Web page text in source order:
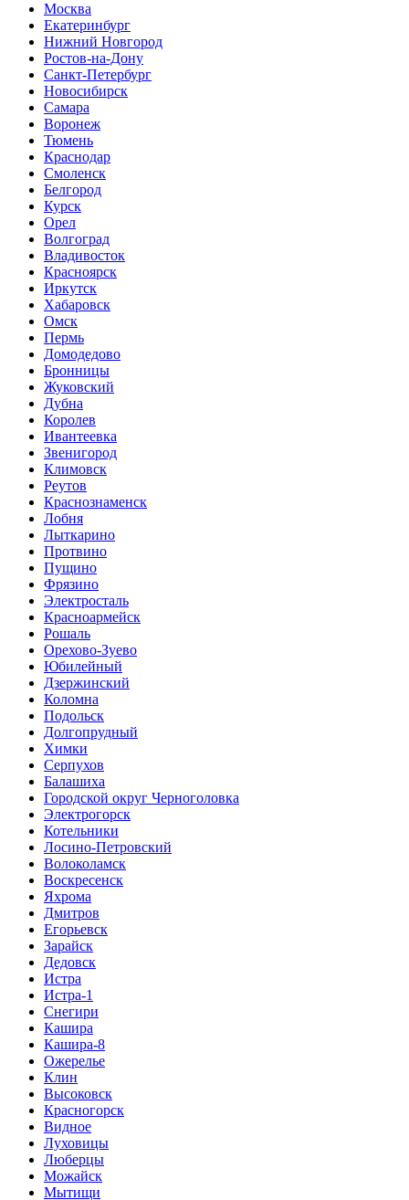
Москва
Екатеринбург
Нижний Новгород
Ростов-на-Дону
Санкт-Петербург
Новосибирск
Самара
Воронеж
Тюмень
Краснодар
Смоленск
Белгород
Курск
Орел
Волгоград
Владивосток
Красноярск
Иркутск
Хабаровск
Омск
Пермь
Домодедово
Бронницы
Жуковский
Дубна
Королев
Ивантеевка
Звенигород
Климовск
Реутов
Краснознаменск
Лобня
Лыткарино
Протвино
Пущино
Фрязино
Электросталь
Красноармейск
Рошаль
Орехово-Зуево
Юбилейный
Дзержинский
Коломна
Подольск
Долгопрудный
Химки
Серпухов
Балашиха
Городской округ Черноголовка
Электрогорск
Котельники
Лосино-Петровский
Волоколамск
Воскресенск
Яхрома
Дмитров
Егорьевск
Зарайск
Дедовск
Истра
Истра-1
Снегири
Кашира
Кашира-8
Ожерелье
Клин
Высоковск
Красногорск
Видное
Луховицы
Люберцы
Можайск
Мытищи